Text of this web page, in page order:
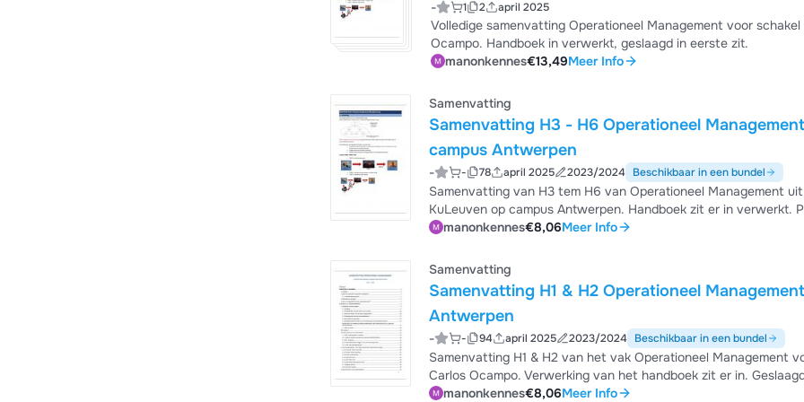
- 1 2 april 2025
Volledige samenvatting Operationeel Management voor
Ocampo. Handboek in verwerkt, geslaagd in eerste zit.
manonkennes€13,49Meer Info
Samenvatting
Samenvatting H3 - H6 Operationeel
campus Antwerpen
- - 78 april 2025 2023/2024 Beschikbaar in een bundel
Samenvatting van H3 tem H6 van Operationeel Management
KuLeuven op campus Antwerpen. Handboek zit er in verwerkt.
manonkennes€8,06Meer Info
Samenvatting
Samenvatting H1 & H2 Operationeel
Antwerpen
- - 94 april 2025 2023/2024 Beschikbaar in een bundel
Samenvatting H1 & H2 van het vak Operationeel Management voor schakel Handelswetenschappen; gegeven door
Carlos Ocampo. Verwerking van het handboek zit er in.
manonkennes€8,06Meer Info